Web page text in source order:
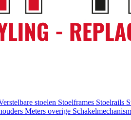
stoelen Stoelframes Stoelrails
Meters overige